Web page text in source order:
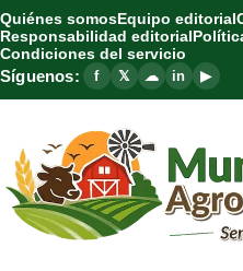
Quiénes somosEquipo editorial
Responsabilidad editorial
Condiciones del servicio
Síguenos: f 𝕏 ☁ in ▶